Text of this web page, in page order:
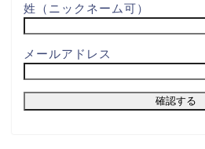
姓（ニックネーム可）
メールアドレス